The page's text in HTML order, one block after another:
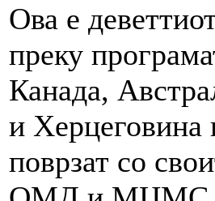
Ова е
преку
Канада,
и Херцеговина
поврзат со